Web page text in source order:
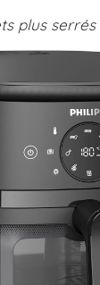
plus serrés